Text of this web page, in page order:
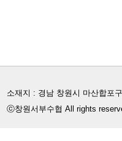
소재지 : 경남 창원시 마산합포
ⓒ창원서부수협 All rights